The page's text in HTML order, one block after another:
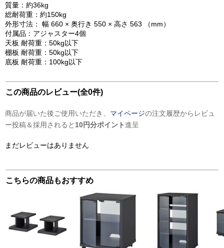
質量：約36kg
総耐荷重：約150kg
外形寸法： 幅 660 × 奥行き 550 × 高さ 563 （mm）
付属品：アジャスター4個
天板 耐荷重：50kg以下
棚板 耐荷重：50kg以下
底板 耐荷重：100kg以下
この商品のレビュー(全0件)
商品が届いた後ご使用いただき、 マイページの注文履歴からレビュ
ー投稿＆採用されると 10円分ポイント進呈
まだレビューはありません
こちらの商品もおすすめ